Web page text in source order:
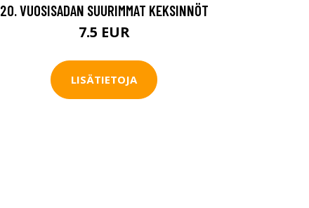
20. VUOSISADAN SUURIMMAT KEKSINNÖT
7.5 EUR
LISÄTIETOJA